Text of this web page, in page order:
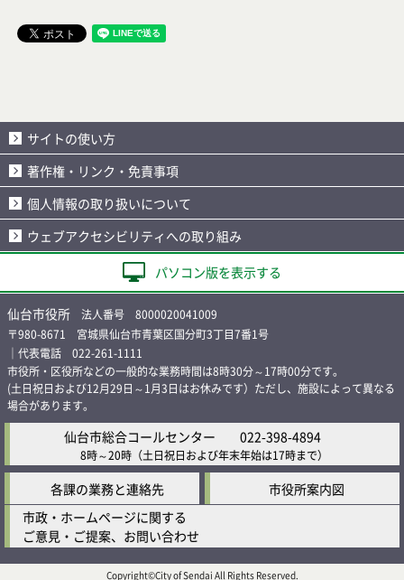
サイトの使い方
著作権・リンク・免責事項
個人情報の取り扱いについて
ウェブアクセシビリティへの取り組み
パソコン版を表示する
仙台市役所 法人番号 8000020041009
〒980-8671 宮城県仙台市青葉区国分町3丁目7番1号
｜代表電話 022-261-1111
市役所・区役所などの一般的な業務時間は8時30分～17時00分です。
(土日祝日および12月29日～1月3日はお休みです）ただし、施設によって異なる
場合があります。
仙台市総合コールセンター 022-398-4894
8時～20時 （土日祝日および年末年始は17時まで）
各課の業務と連絡先
市役所案内図
市政・ホームページに関する
ご意見・ご提案、お問い合わせ
Copyright©City of Sendai All Rights Reserved.